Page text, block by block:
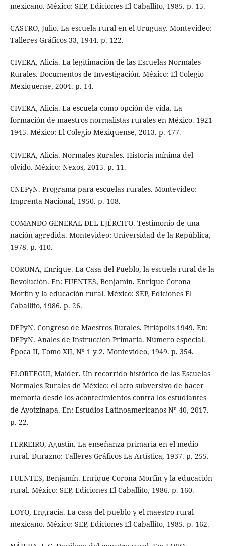
mexicano. México: SEP, Ediciones El Caballito, 1985. p. 15.
CASTRO, Julio. La escuela rural en el Uruguay. Montevideo:
Talleres Gráficos 33, 1944. p. 122.
CIVERA, Alicia. La legitimación de las Escuelas Normales
Rurales. Documentos de Investigación. México: El Colegio
Mexiquense, 2004. p. 14.
CIVERA, Alicia. La escuela como opción de vida. La
formación de maestros normalistas rurales en México. 1921-
1945. México: El Colegio Mexiquense, 2013. p. 477.
CIVERA, Alicia. Normales Rurales. Historia mínima del
olvido. México: Nexos, 2015. p. 11.
CNEPyN. Programa para escuelas rurales. Montevideo:
Imprenta Nacional, 1950. p. 108.
COMANDO GENERAL DEL EJÉRCITO. Testimonio de una
nación agredida. Montevideo: Universidad de la República,
1978. p. 410.
CORONA, Enrique. La Casa del Pueblo, la escuela rural de la
Revolución. En: FUENTES, Benjamín. Enrique Corona
Morfín y la educación rural. México: SEP, Ediciones El
Caballito, 1986. p. 26.
DEPyN. Congreso de Maestros Rurales. Piriápolis 1949. En:
DEPyN. Anales de Instrucción Primaria. Número especial.
Época II, Tomo XII, Nº 1 y 2. Montevideo, 1949. p. 354.
ELORTEGUI, Maider. Un recorrido histórico de las Escuelas
Normales Rurales de México: el acto subversivo de hacer
memoria desde los acontecimientos contra los estudiantes
de Ayotzinapa. En: Estudios Latinoamericanos Nº 40, 2017.
p. 22.
FERREIRO, Agustín. La enseñanza primaria en el medio
rural. Durazno: Talleres Gráficos La Artística, 1937. p. 255.
FUENTES, Benjamín. Enrique Corona Morfín y la educación
rural. México: SEP, Ediciones El Caballito, 1986. p. 160.
LOYO, Engracia. La casa del pueblo y el maestro rural
mexicano. México: SEP, Ediciones El Caballito, 1985. p. 162.